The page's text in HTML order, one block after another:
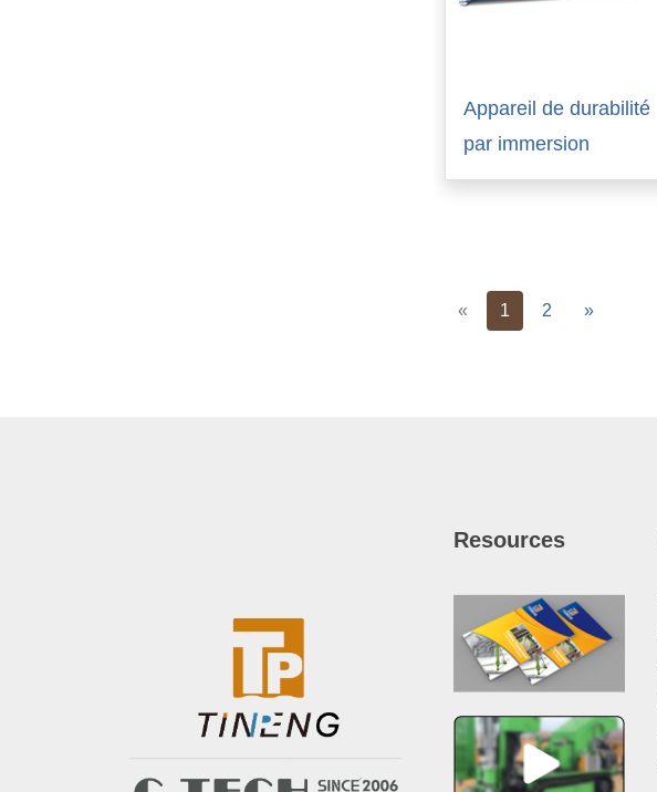
Appareil de durabilité
par immersion
« Previous
1 2 »Next
Resources